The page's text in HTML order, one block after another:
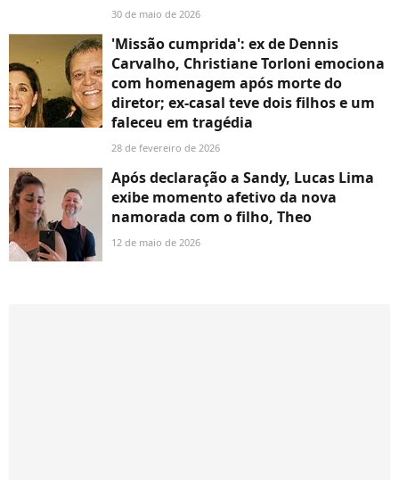
30 de maio de 2026
'Missão cumprida': ex de Dennis
Carvalho, Christiane Torloni emociona
com homenagem após morte do
diretor; ex-casal teve dois filhos e um
faleceu em tragédia
28 de fevereiro de 2026
Após declaração a Sandy, Lucas Lima
exibe momento afetivo da nova
namorada com o filho, Theo
12 de maio de 2026